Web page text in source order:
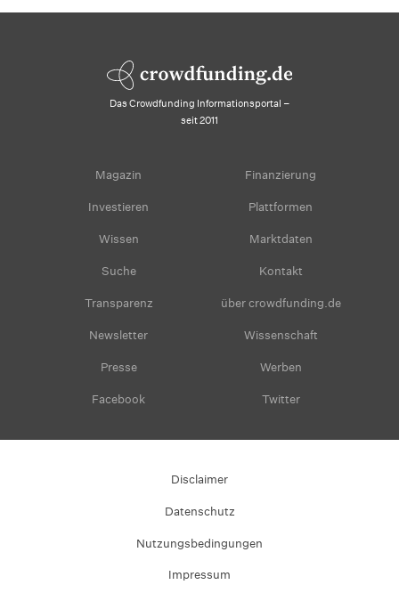
Das Crowdfunding Informationsportal –
seit 2011
Magazin Finanzierung
Investieren Plattformen
Wissen Marktdaten
Suche Kontakt
Transparenz über crowdfunding.de
Newsletter Wissenschaft
Presse Werben
Facebook Twitter
Disclaimer
Datenschutz
Nutzungsbedingungen
Impressum